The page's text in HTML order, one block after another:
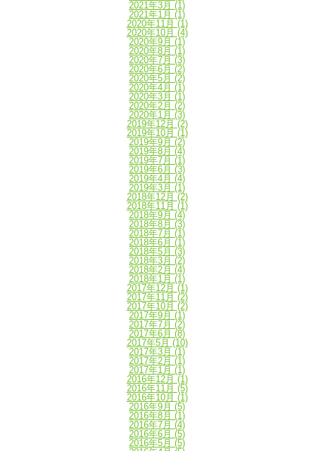
2021年3月 (1)
2021年1月 (1)
2020年11月 (1)
2020年10月 (4)
2020年9月 (1)
2020年8月 (1)
2020年7月 (3)
2020年6月 (2)
2020年5月 (2)
2020年4月 (1)
2020年3月 (1)
2020年2月 (2)
2020年1月 (3)
2019年12月 (2)
2019年10月 (1)
2019年9月 (2)
2019年8月 (4)
2019年7月 (1)
2019年6月 (3)
2019年4月 (4)
2019年3月 (1)
2018年12月 (2)
2018年11月 (1)
2018年9月 (4)
2018年8月 (3)
2018年7月 (1)
2018年6月 (1)
2018年5月 (3)
2018年3月 (2)
2018年2月 (4)
2018年1月 (1)
2017年12月 (1)
2017年11月 (2)
2017年10月 (2)
2017年9月 (1)
2017年7月 (2)
2017年6月 (8)
2017年5月 (10)
2017年3月 (1)
2017年2月 (1)
2017年1月 (1)
2016年12月 (1)
2016年11月 (5)
2016年10月 (1)
2016年9月 (5)
2016年8月 (1)
2016年7月 (4)
2016年6月 (5)
2016年5月 (5)